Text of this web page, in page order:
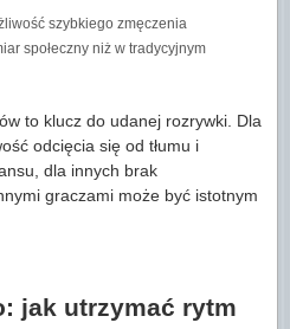
szybkiego zmęczenia
społeczny niż w tradycyjnym
to klucz do udanej rozrywki. Dla
odcięcia się od tłumu i
dla innych brak
graczami może być istotnym
jak utrzymać rytm